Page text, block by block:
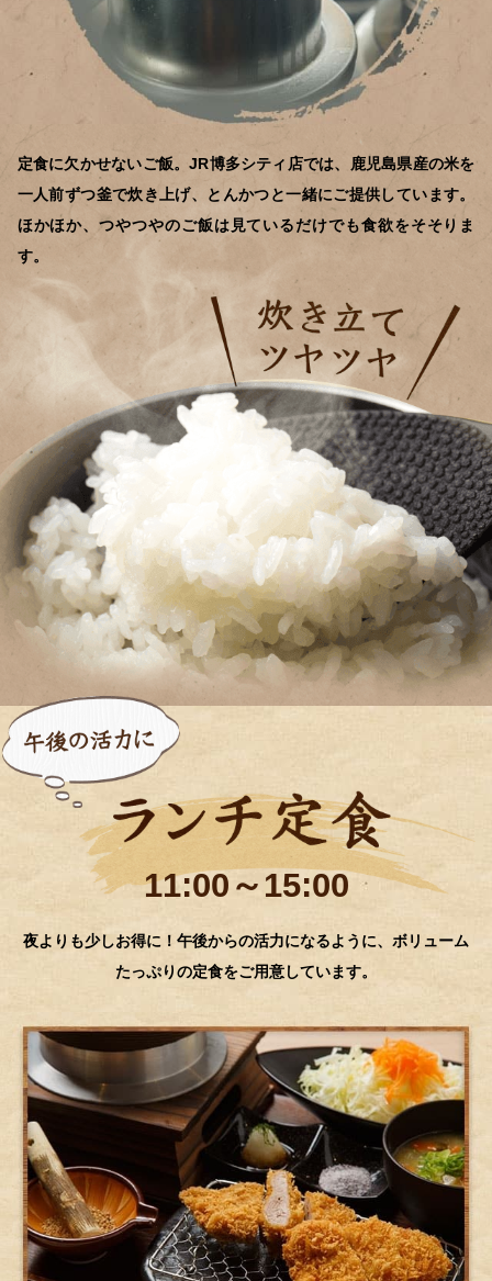
定食に欠かせないご飯。JR博多シティ店では、鹿児島県産の米を
一人前ずつ釜で炊き上げ、とんかつと一緒にご提供しています。
ほかほか、つやつやのご飯は見ているだけでも食欲をそそりま
す。
11:00～15:00
夜よりも少しお得に！午後からの活力になるように、ボリューム
たっぷりの定食をご用意しています。